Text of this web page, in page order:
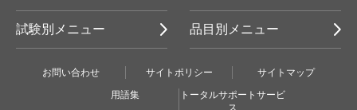
試験別メニュー 品目別メニュー
お問い合わせ サイトポリシー
サイトマップ
用語集
トータルサポートサービ
ス